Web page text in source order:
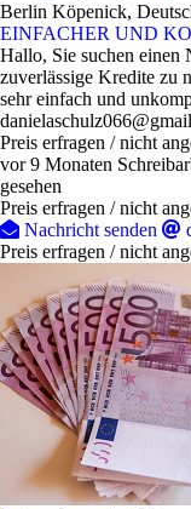
Berlin Köpenick,
EINFACHER UND
Hallo, Sie suchen einen
zuverlässige Kredite zu
sehr einfach und
Preis erfragen / nicht
vor 9 Monaten
gesehen
Preis erfragen / nicht
Nachricht senden
Preis erfragen / nicht